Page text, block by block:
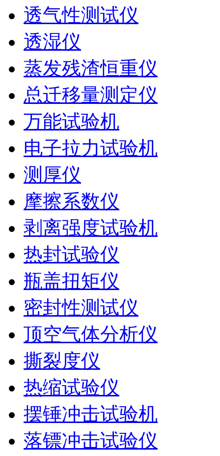
透气性测试仪
透湿仪
蒸发残渣恒重仪
总迁移量测定仪
万能试验机
电子拉力试验机
测厚仪
摩擦系数仪
剥离强度试验机
热封试验仪
瓶盖扭矩仪
密封性测试仪
顶空气体分析仪
撕裂度仪
热缩试验仪
摆锤冲击试验机
落镖冲击试验仪